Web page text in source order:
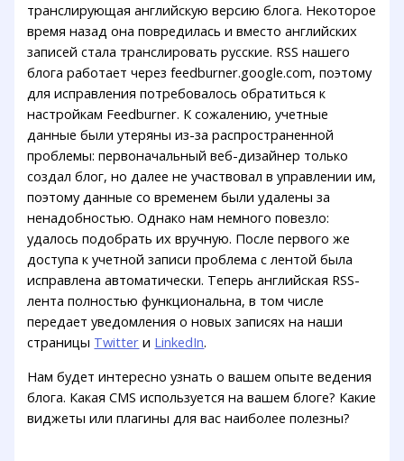
транслирующая английскую версию блога. Некоторое
время назад она повредилась и вместо английских
записей стала транслировать русские. RSS нашего
блога работает через feedburner.google.com, поэтому
для исправления потребовалось обратиться к
настройкам Feedburner. К сожалению, учетные
данные были утеряны из-за распространенной
проблемы: первоначальный веб-дизайнер только
создал блог, но далее не участвовал в управлении им,
поэтому данные со временем были удалены за
ненадобностью. Однако нам немного повезло:
удалось подобрать их вручную. После первого же
доступа к учетной записи проблема с лентой была
исправлена автоматически. Теперь английская RSS-
лента полностью функциональна, в том числе
передает уведомления о новых записях на наши
страницы Twitter и LinkedIn.
Нам будет интересно узнать о вашем опыте ведения
блога. Какая CMS используется на вашем блоге? Какие
виджеты или плагины для вас наиболее полезны?